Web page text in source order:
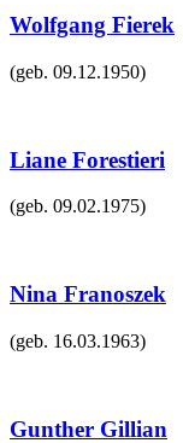
Wolfgang Fierek
(geb. 09.12.1950)
Liane Forestieri
(geb. 09.02.1975)
Nina Franoszek
(geb. 16.03.1963)
Gunther Gillian